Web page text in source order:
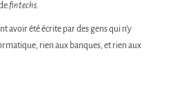
fintechs.
avoir été écrite par des gens qui n’y
rien aux banques, et rien aux